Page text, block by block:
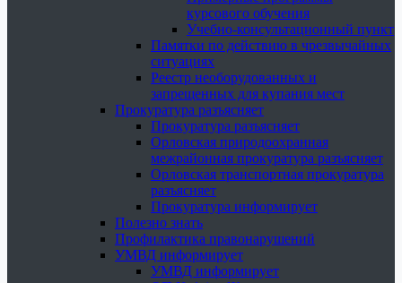
курсового обучения
Учебно-консультационный пункт
Памятки по действию в чрезвычайных
ситуациях
Реестр необорудованных и
запрещенных для купания мест
Прокуратура разъясняет
Прокуратура разъясняет
Орловская природоохранная
межрайонная прокуратура разъясняет
Орловская транспортная прокуратура
разъясняет
Прокуратура информирует
Полезно знать
Профилактика правонарушений
УМВД информирует
УМВД информирует